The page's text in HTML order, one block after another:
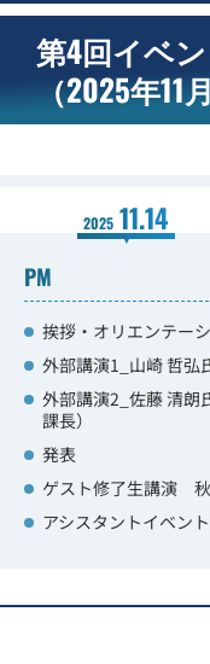
トレーニ
集合イ
修了生
募集要項
よくある
第4回イベ
（2025年11
2025 11.14
PM
挨拶・オリエンテー
外部講演1_山崎 哲弘
外部講演2_佐藤 清朗
課長）
発表
ゲスト修了生講演
アシスタントイベン